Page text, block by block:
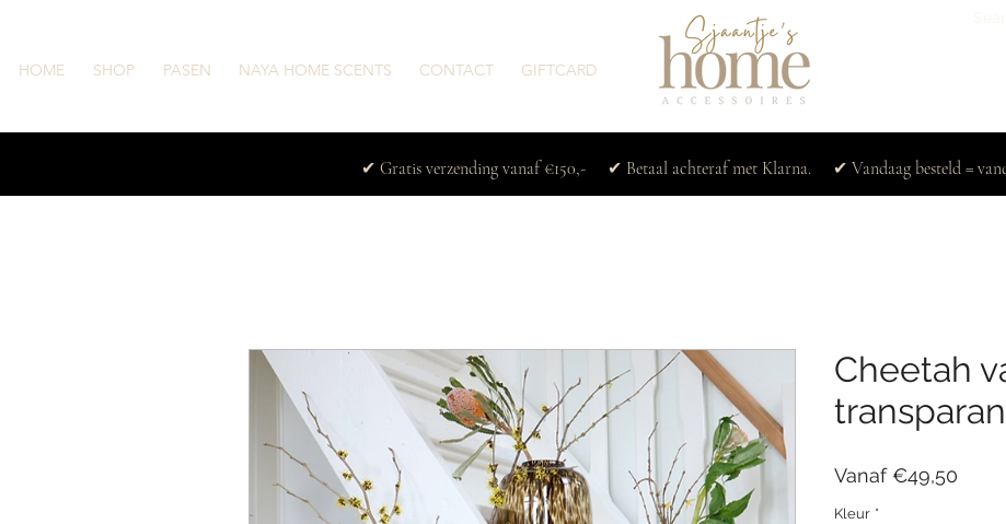
HOME SHOP PASEN NAYA HOME SCENTS CONTACT GIFTCARD
✔ Gratis verzending vanaf €150,- ✔ Betaal achteraf met Klarna. ✔ Vandaag besteld =
Cheetah
Vanaf€49,50
Kleur *